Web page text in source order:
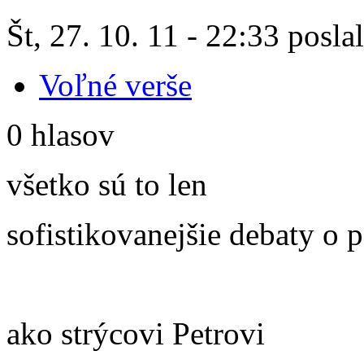
Št, 27. 10. 11 - 22:33
Voľné verše
0 hlasov
všetko sú to len
sofistikovanejšie debaty o
ako strýcovi Petrovi